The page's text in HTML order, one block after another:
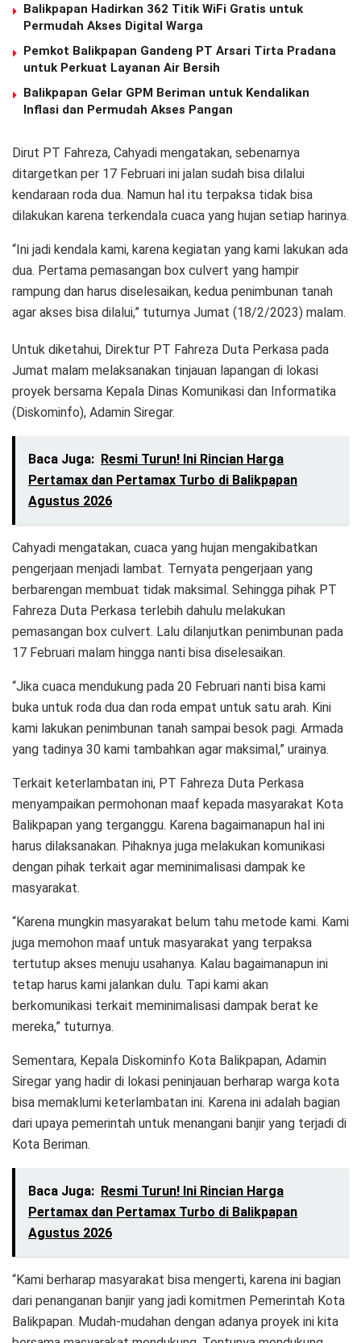
Balikpapan Hadirkan 362 Titik WiFi Gratis untuk
Permudah Akses Digital Warga
Pemkot Balikpapan Gandeng PT Arsari Tirta Pradana
untuk Perkuat Layanan Air Bersih
Balikpapan Gelar GPM Beriman untuk Kendalikan
Inflasi dan Permudah Akses Pangan
Dirut PT Fahreza, Cahyadi mengatakan, sebenarnya
ditargetkan per 17 Februari ini jalan sudah bisa dilalui
kendaraan roda dua. Namun hal itu terpaksa tidak bisa
dilakukan karena terkendala cuaca yang hujan setiap harinya.
“Ini jadi kendala kami, karena kegiatan yang kami lakukan ada
dua. Pertama pemasangan box culvert yang hampir
rampung dan harus diselesaikan, kedua penimbunan tanah
agar akses bisa dilalui,” tuturnya Jumat (18/2/2023) malam.
Untuk diketahui, Direktur PT Fahreza Duta Perkasa pada
Jumat malam melaksanakan tinjauan lapangan di lokasi
proyek bersama Kepala Dinas Komunikasi dan Informatika
(Diskominfo), Adamin Siregar.
Baca Juga: Resmi Turun! Ini Rincian Harga
Pertamax dan Pertamax Turbo di Balikpapan
Agustus 2026
Cahyadi mengatakan, cuaca yang hujan mengakibatkan
pengerjaan menjadi lambat. Ternyata pengerjaan yang
berbarengan membuat tidak maksimal. Sehingga pihak PT
Fahreza Duta Perkasa terlebih dahulu melakukan
pemasangan box culvert. Lalu dilanjutkan penimbunan pada
17 Februari malam hingga nanti bisa diselesaikan.
“Jika cuaca mendukung pada 20 Februari nanti bisa kami
buka untuk roda dua dan roda empat untuk satu arah. Kini
kami lakukan penimbunan tanah sampai besok pagi. Armada
yang tadinya 30 kami tambahkan agar maksimal,” urainya.
Terkait keterlambatan ini, PT Fahreza Duta Perkasa
menyampaikan permohonan maaf kepada masyarakat Kota
Balikpapan yang terganggu. Karena bagaimanapun hal ini
harus dilaksanakan. Pihaknya juga melakukan komunikasi
dengan pihak terkait agar meminimalisasi dampak ke
masyarakat.
“Karena mungkin masyarakat belum tahu metode kami. Kami
juga memohon maaf untuk masyarakat yang terpaksa
tertutup akses menuju usahanya. Kalau bagaimanapun ini
tetap harus kami jalankan dulu. Tapi kami akan
berkomunikasi terkait meminimalisasi dampak berat ke
mereka,” tuturnya.
Sementara, Kepala Diskominfo Kota Balikpapan, Adamin
Siregar yang hadir di lokasi peninjauan berharap warga kota
bisa memaklumi keterlambatan ini. Karena ini adalah bagian
dari upaya pemerintah untuk menangani banjir yang terjadi di
Kota Beriman.
Baca Juga: Resmi Turun! Ini Rincian Harga
Pertamax dan Pertamax Turbo di Balikpapan
Agustus 2026
“Kami berharap masyarakat bisa mengerti, karena ini bagian
dari penanganan banjir yang jadi komitmen Pemerintah Kota
Balikpapan. Mudah-mudahan dengan adanya proyek ini kita